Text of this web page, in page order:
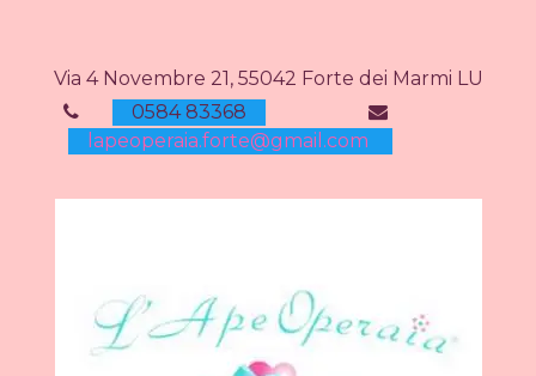
Via 4 Novembre 21, 55042 Forte dei Marmi LU
0584 83368
lapeoperaia.forte@gmail.com